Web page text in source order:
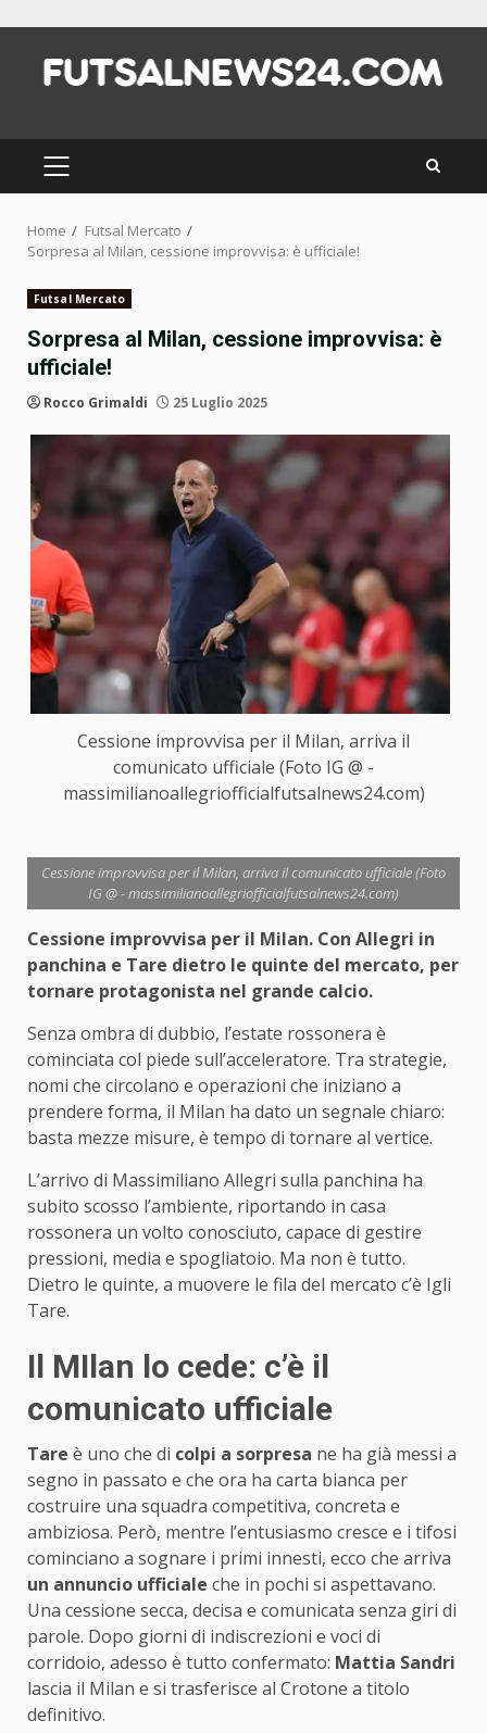
content
PRIMARY
MENU
Home
Futsal Mercato
Sorpresa al Milan, cessione improvvisa: è ufficiale!
Futsal Mercato
Sorpresa al Milan, cessione improvvisa: è
ufficiale!
Rocco Grimaldi 25 Luglio 2025
Cessione improvvisa per il Milan, arriva il
comunicato ufficiale (Foto IG @ -
massimilianoallegriofficialfutsalnews24.com)
Cessione improvvisa per il Milan, arriva il comunicato ufficiale (Foto
IG @ - massimilianoallegriofficialfutsalnews24.com)
Cessione improvvisa per il Milan. Con Allegri in
panchina e Tare dietro le quinte del mercato, per
tornare protagonista nel grande calcio.
Senza ombra di dubbio, l’estate rossonera è
cominciata col piede sull’acceleratore. Tra strategie,
nomi che circolano e operazioni che iniziano a
prendere forma, il Milan ha dato un segnale chiaro:
basta mezze misure, è tempo di tornare al vertice.
L’arrivo di Massimiliano Allegri sulla panchina ha
subito scosso l’ambiente, riportando in casa
rossonera un volto conosciuto, capace di gestire
pressioni, media e spogliatoio. Ma non è tutto.
Dietro le quinte, a muovere le fila del mercato c’è Igli
Tare.
Il MIlan lo cede: c’è il
comunicato ufficiale
Tare è uno che di colpi a sorpresa ne ha già messi a
segno in passato e che ora ha carta bianca per
costruire una squadra competitiva, concreta e
ambiziosa. Però, mentre l’entusiasmo cresce e i tifosi
cominciano a sognare i primi innesti, ecco che arriva
un annuncio ufficiale che in pochi si aspettavano.
Una cessione secca, decisa e comunicata senza giri di
parole. Dopo giorni di indiscrezioni e voci di
corridoio, adesso è tutto confermato: Mattia Sandri
lascia il Milan e si trasferisce al Crotone a titolo
definitivo.